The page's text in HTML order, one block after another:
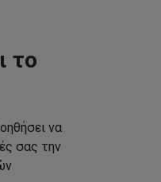
το
να
σας την